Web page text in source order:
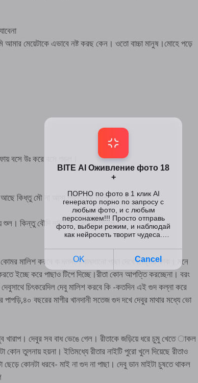
মেয়েটাকে এভাবে নষ্ট করছ কেন। ওতো বাচ্চা মানুষ।মোহে পড়ে
বসে উঃ করে বসে পড়ল।
কিধ্তু মৌ না আসা পর্যন্ত কে লাগিয়ে দেবে?
কিন্তু বৌদি নাইটিটা একটু না তুললে
মালিশ করবে ক দলদলে ধামসানো পাছা দেখে চিত্তির ফাক। মনে
ইচ্ছে করে পাছাও টিপে দিচ্ছে।রীতা কোন আপত্তি করচ্ছেনা। বরং
চিৎকরেদিল দেবু মালিশ করবে কি -কতদিন এই গুদ কল্না করে
বছরের মাগীর খানদানী সতেজ গুদ দখে দেবুর মাথার মধ্যে ভো
খারাপ। দেবুর সব বাধ ভেঙে গেল। রীতাকে জড়িয়ে ধরে চুমু খেতে াকল
তুলনায় হয়না। ইতিমধ্যে রীতার নাইটি পুরো খুলে দিয়েছে রীতাও
কোনটা ধরবে- মাই না গুদ না পাছা। দেবু ডান মাইটা চুষতে থাকল